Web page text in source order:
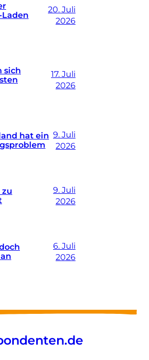
20. Juli
2026
sich
17. Juli
2026
hat ein 9. Juli
2026
9. Juli
2026
6. Juli
2026